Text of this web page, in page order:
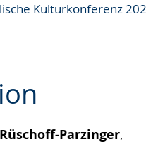
Kulturkonferenz
Parzinger,